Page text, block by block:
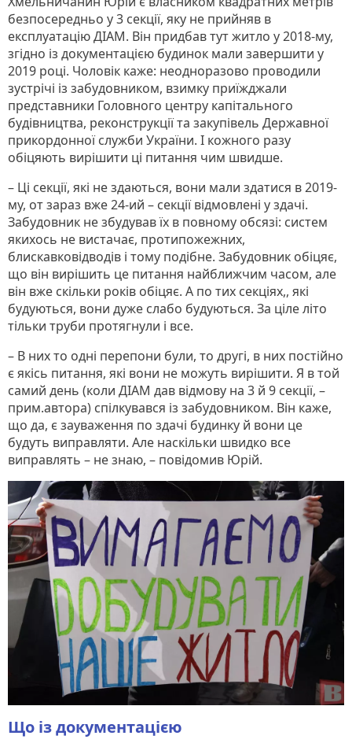
безпосередньо у 3 секції, яку не прийняв в
експлуатацію ДІАМ. Він придбав тут житло у 2018-му,
згідно із документацією будинок мали завершити у
2019 році. Чоловік каже: неодноразово проводили
зустрічі із забудовником, взимку приїжджали
представники Головного центру капітального
будівництва, реконструкції та закупівель Державної
прикордонної служби України. І кожного разу
обіцяють вирішити ці питання чим швидше.
– Ці секції, які не здаються, вони мали здатися в 2019-
му, от зараз вже 24-ий – секції відмовлені у здачі.
Забудовник не збудував їх в повному обсязі: систем
якихось не вистачає, протипожежних,
блискавковідводів і тому подібне. Забудовник обіцяє,
що він вирішить це питання найближчим часом, але
він вже скільки років обіцяє. А по тих секціях,, які
будуються, вони дуже слабо будуються. За ціле літо
тільки труби протягнули і все.
– В них то одні перепони були, то другі, в них постійно
є якісь питання, які вони не можуть вирішити. Я в той
самий день (коли ДІАМ дав відмову на 3 й 9 секції, –
прим.автора) спілкувався із забудовником. Він каже,
що да, є зауваження по здачі будинку й вони це
будуть виправляти. Але наскільки швидко все
виправлять – не знаю, – повідомив Юрій.
Що із документацією